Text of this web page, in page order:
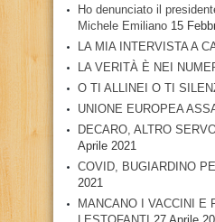
Ho denunciato il
Michele Emiliano 15
LA MIA INTERVISTA A
LA VERITÀ È NEI
O TI ALLINEI O TI
UNIONE EUROPEA
DECARO, ALTRO
Aprile 2021
COVID, BUGIARDINO
2021
MANCANO I VACCINI E